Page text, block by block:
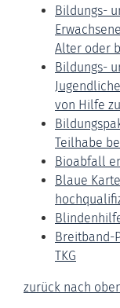
Bildungs-
Alter oder
Bildungs-
von Hilfe
Teilhabe
Bioabfall
Blaue
Breitband-
TKG
zurück nach